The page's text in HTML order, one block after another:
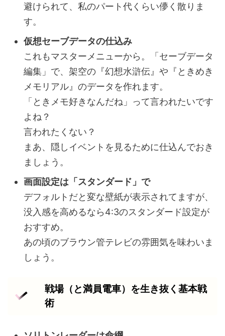
避けられて、私のパート代くらい儚く散りま
す。
仮想セーブデータの仕込み
これもマスターメニューから。「セーブデータ
編集」で、架空の『幻想水滸伝』や『ときめき
メモリアル』のデータを作れます。
「ときメモ好きなんだね」って言われたいです
よね？
言われたくない？
まあ、隠しイベントを見るために仕込んでおき
ましょう。
画面設定は「スタンダード」で
デフォルトだと変な壁紙が表示されてますが、
没入感を高めるなら4:3のスタンダード設定が
おすすめ。
あの頃のブラウン管テレビの雰囲気を味わいま
しょう。
戦場（と満員電車）を生き抜く基本戦
術